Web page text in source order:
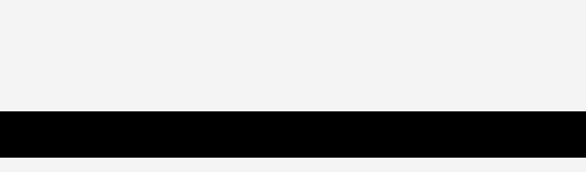
La Poderosa.